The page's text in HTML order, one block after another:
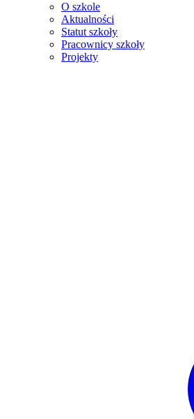
O szkole
Aktualności
Statut szkoły
Pracownicy szkoły
Projekty